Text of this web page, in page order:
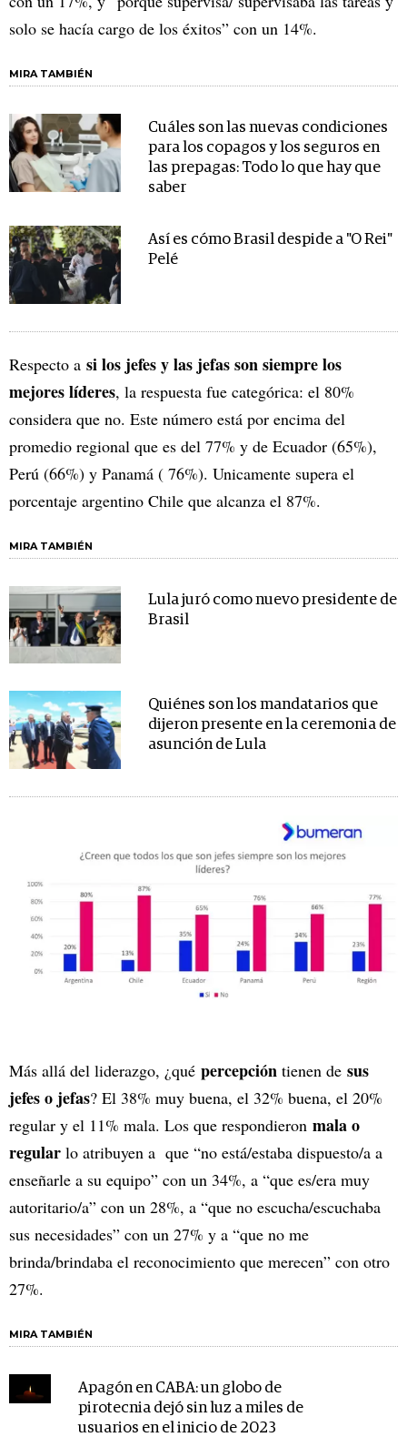
solo se hacía cargo de los éxitos” con un 14%.
MIRA TAMBIÉN
Cuáles son las nuevas condiciones
para los copagos y los seguros en
las prepagas: Todo lo que hay que
saber
Así es cómo Brasil despide a "O Rei"
Pelé
Respecto a si los jefes y las jefas son siempre los
mejores líderes, la respuesta fue categórica: el 80%
considera que no. Este número está por encima del
promedio regional que es del 77% y de Ecuador (65%),
Perú (66%) y Panamá ( 76%). Unicamente supera el
porcentaje argentino Chile que alcanza el 87%.
MIRA TAMBIÉN
Lula juró como nuevo presidente de
Brasil
Quiénes son los mandatarios que
dijeron presente en la ceremonia de
asunción de Lula
Más allá del liderazgo, ¿qué percepción tienen de sus
jefes o jefas? El 38% muy buena, el 32% buena, el 20%
regular y el 11% mala. Los que respondieron mala o
regular lo atribuyen a que “no está/estaba dispuesto/a a
enseñarle a su equipo” con un 34%, a “que es/era muy
autoritario/a” con un 28%, a “que no escucha/escuchaba
sus necesidades” con un 27% y a “que no me
brinda/brindaba el reconocimiento que merecen” con otro
27%.
MIRA TAMBIÉN
Apagón en CABA: un globo de
pirotecnia dejó sin luz a miles de
usuarios en el inicio de 2023